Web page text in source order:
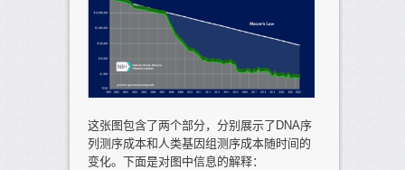
这张图包含了两个部分，分别展示了DNA序
列测序成本和人类基因组测序成本随时间的
变化。下面是对图中信息的解释：